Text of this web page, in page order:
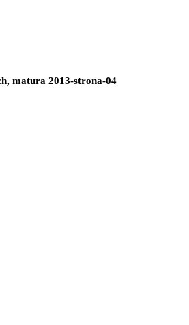
matura 2013-strona-04